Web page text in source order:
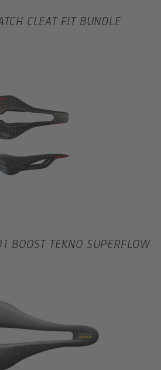
CLEAT FIT BUNDLE
BOOST TEKNO SUPERFLOW